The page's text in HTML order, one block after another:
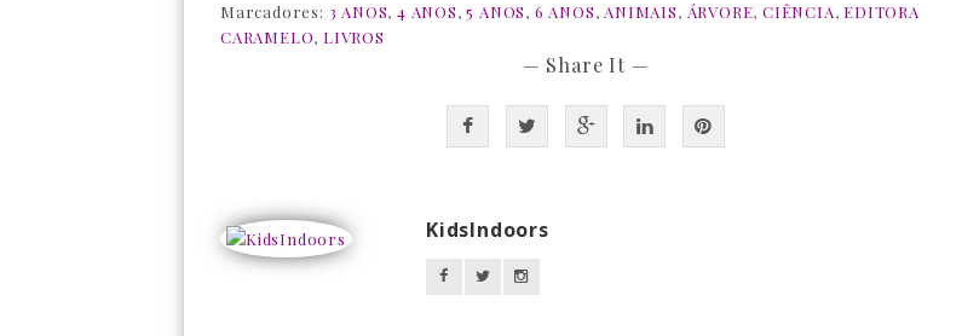
Marcadores: 3 ANOS,4 ANOS,5 ANOS, 6 ANOS, ANIMAIS, ÁRVORE, CIÊNCIA, EDITORA
CARAMELO, LIVROS
— Share It —
KidsIndoors